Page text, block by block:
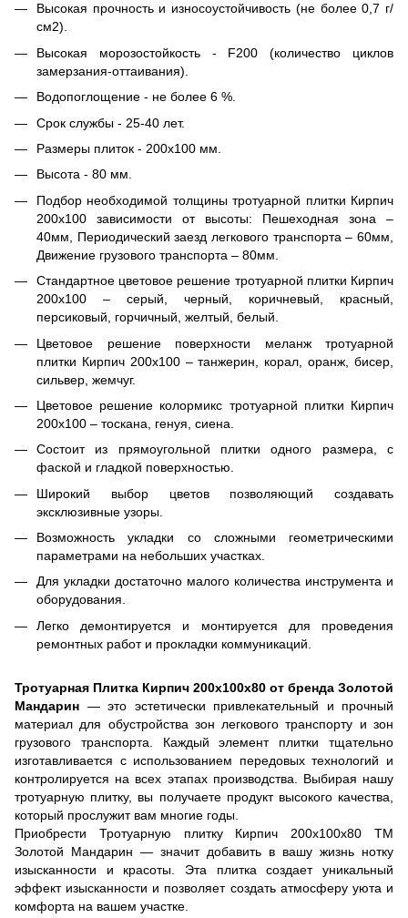
Высокая прочность и износоустойчивость (не более 0,7 г/
см2).
Высокая морозостойкость - F200 (количество циклов
замерзания-оттаивания).
Водопоглощение - не более 6 %.
Срок службы - 25-40 лет.
Размеры плиток - 200х100 мм.
Высота - 80 мм.
Подбор необходимой толщины тротуарной плитки Кирпич
200х100 зависимости от высоты: Пешеходная зона –
40мм, Периодический заезд легкового транспорта – 60мм,
Движение грузового транспорта – 80мм.
Стандартное цветовое решение тротуарной плитки Кирпич
200х100 – серый, черный, коричневый, красный,
персиковый, горчичный, желтый, белый.
Цветовое решение поверхности меланж тротуарной
плитки Кирпич 200х100 – танжерин, корал, оранж, бисер,
сильвер, жемчуг.
Цветовое решение колормикс тротуарной плитки Кирпич
200х100 – тоскана, генуя, сиена.
Состоит из прямоугольной плитки одного размера, с
фаской и гладкой поверхностью.
Широкий выбор цветов позволяющий создавать
эксклюзивные узоры.
Возможность укладки со сложными геометрическими
параметрами на небольших участках.
Для укладки достаточно малого количества инструмента и
оборудования.
Легко демонтируется и монтируется для проведения
ремонтных работ и прокладки коммуникаций.
Тротуарная Плитка Кирпич 200х100х80 от бренда Золотой
Мандарин — это эстетически привлекательный и прочный
материал для обустройства зон легкового транспорту и зон
грузового транспорта. Каждый элемент плитки тщательно
изготавливается с использованием передовых технологий и
контролируется на всех этапах производства. Выбирая нашу
тротуарную плитку, вы получаете продукт высокого качества,
который прослужит вам многие годы.
Приобрести Тротуарную плитку Кирпич 200х100х80 ТМ
Золотой Мандарин — значит добавить в вашу жизнь нотку
изысканности и красоты. Эта плитка создает уникальный
эффект изысканности и позволяет создать атмосферу уюта и
комфорта на вашем участке.